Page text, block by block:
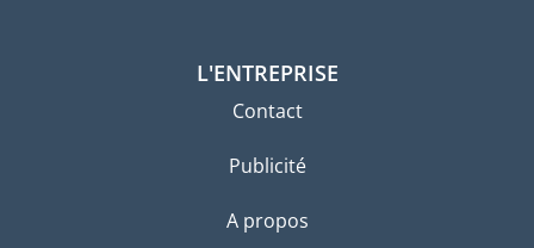
L'ENTREPRISE
Contact
Publicité
A propos